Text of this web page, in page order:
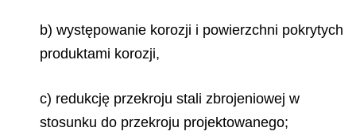
b) występowanie korozji i powierzchni pokrytych
produktami korozji,
c) redukcję przekroju stali zbrojeniowej w
stosunku do przekroju projektowanego;